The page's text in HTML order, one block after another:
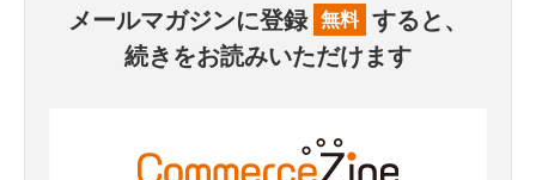
メールマガジンに登録 無料 すると、
続きをお読みいただけます